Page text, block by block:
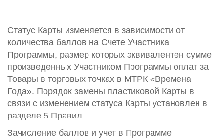
Статус Карты изменяется в зависимости от
количества баллов на Счете Участника
Программы, размер которых эквивалентен сумме
произведенных Участником Программы оплат за
Товары в торговых точках в МТРК «Времена
Года». Порядок замены пластиковой Карты в
связи с изменением статуса Карты установлен в
разделе 5 Правил.
Зачисление баллов и учет в Программе